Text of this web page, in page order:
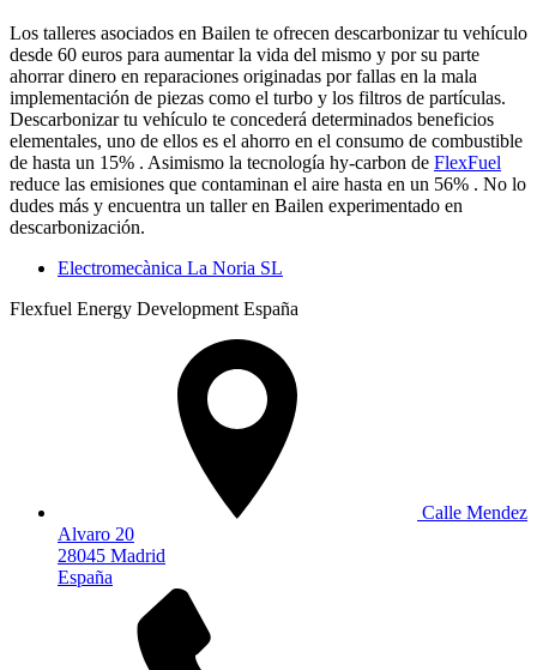
Los talleres asociados en Bailen te ofrecen descarbonizar tu vehículo
desde 60 euros para aumentar la vida del mismo y por su parte
ahorrar dinero en reparaciones originadas por fallas en la mala
implementación de piezas como el turbo y los filtros de partículas.
Descarbonizar tu vehículo te concederá determinados beneficios
elementales, uno de ellos es el ahorro en el consumo de combustible
de hasta un 15% . Asimismo la tecnología hy-carbon de FlexFuel
reduce las emisiones que contaminan el aire hasta en un 56% . No lo
dudes más y encuentra un taller en Bailen experimentado en
descarbonización.
Electromecànica La Noria SL
Flexfuel Energy Development España
Calle Mendez
Alvaro 20
28045 Madrid
España